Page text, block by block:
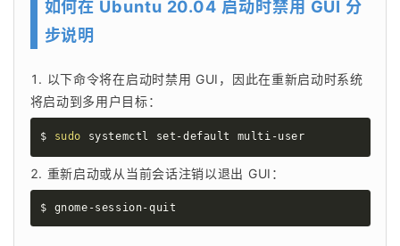
如何在 Ubuntu 20.04 启动时禁用 GUI 分
步说明
以下命令将在启动时禁用 GUI，因此在重新启动时系统
将启动到多用户目标：
$ sudo systemctl set-default multi-user
重新启动或从当前会话注销以退出 GUI：
$ gnome-session-quit